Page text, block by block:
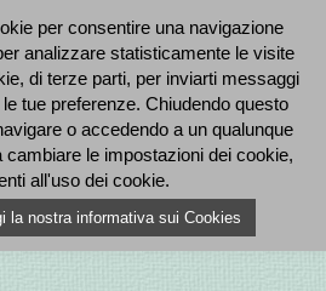
per consentire una navigazione
analizzare statisticamente le visite
di terze parti, per inviarti messaggi
tue preferenze. Chiudendo questo
o accedendo a un qualunque
le impostazioni dei cookie,
all'uso dei cookie.
la nostra informativa sui Cookies